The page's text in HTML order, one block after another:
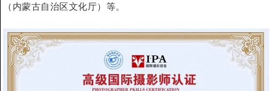
（内蒙古自治区文化厅）等。